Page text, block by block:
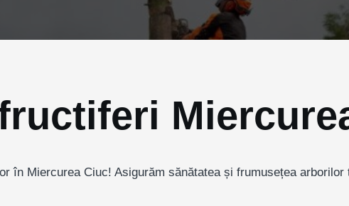
în Miercurea Ciuc! Asigurăm sănătatea și frumusețea